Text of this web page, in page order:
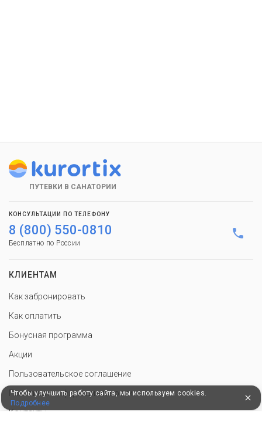
ПУТЕВКИ В САНАТОРИИ
КОНСУЛЬТАЦИИ ПО ТЕЛЕФОНУ
8 (800) 550-0810
Бесплатно по России
КЛИЕНТАМ
Как забронировать
Как оплатить
Бонусная программа
Акции
Пользовательское соглашение
Политика конфиденциальности
Контакты
Чтобы улучшить работу сайта, мы используем cookies.
Подробнее